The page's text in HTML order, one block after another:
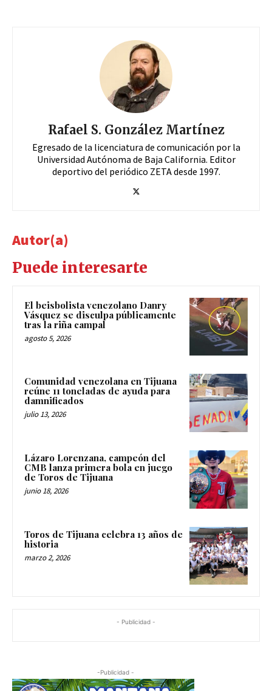
Rafael S. González Martínez
Egresado de la licenciatura de comunicación por la
Universidad Autónoma de Baja California. Editor
deportivo del periódico ZETA desde 1997.
Autor(a)
Puede interesarte
El beisbolista venezolano Danry
Vásquez se disculpa públicamente
tras la riña campal
agosto 5, 2026
Comunidad venezolana en Tijuana
reúne 11 toneladas de ayuda para
damnificados
julio 13, 2026
Lázaro Lorenzana, campeón del
CMB lanza primera bola en juego
de Toros de Tijuana
junio 18, 2026
Toros de Tijuana celebra 13 años de
historia
marzo 2, 2026
- Publicidad -
-Publicidad -